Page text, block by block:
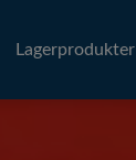
Lagerprodukter